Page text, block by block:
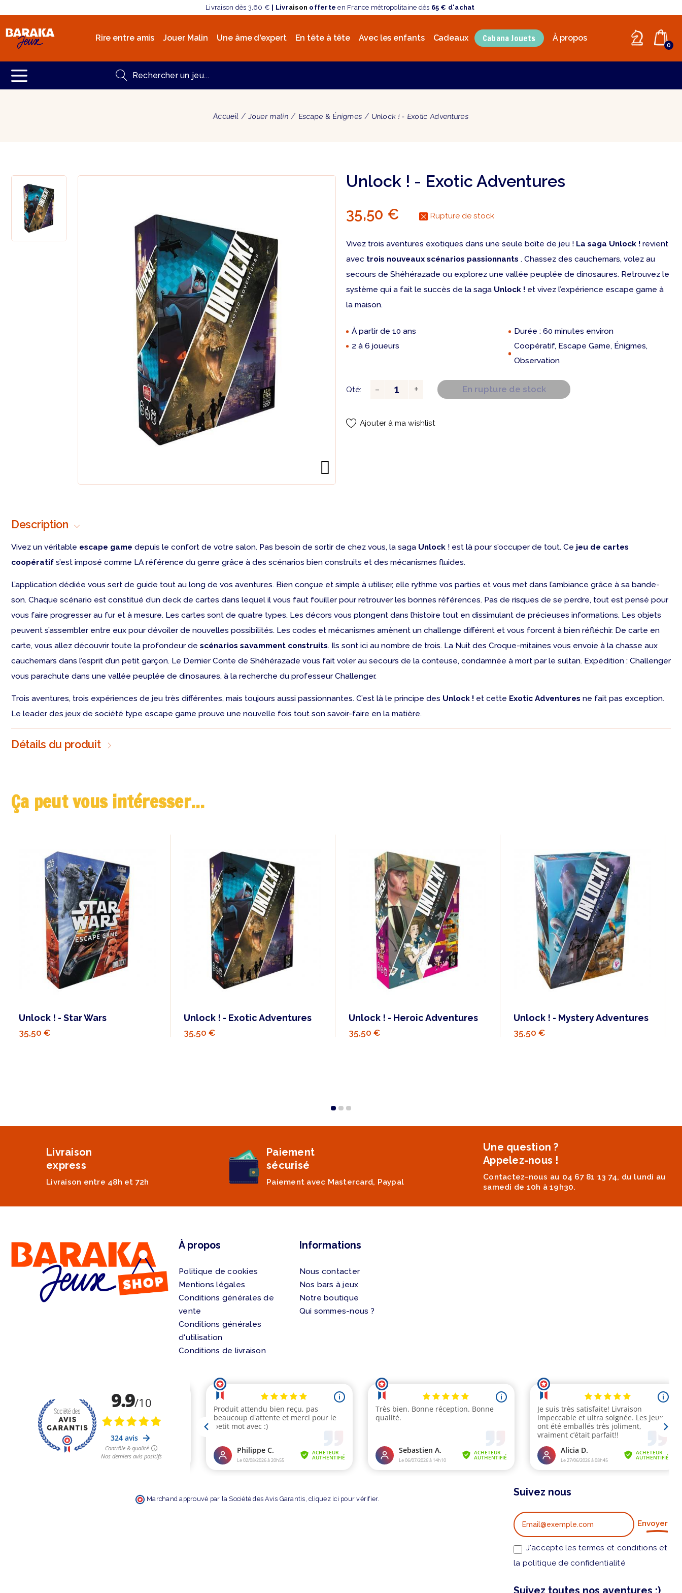
Livraison dès 3,60 € | Livraison offerte en France métropolitaine dès 65 € d'achat
Rire entre amis Jouer Malin Une âme d'expert En tête à tête Avec les enfants Cadeaux Cabana Jouets À propos
0
Accueil Jouer malin Escape & Énigmes Unlock ! - Exotic Adventures
Unlock ! - Exotic Adventures
35,50 € Rupture de stock
Vivez trois aventures exotiques dans une seule boîte de jeu ! La saga Unlock ! revient
avec trois nouveaux scénarios passionnants . Chassez des cauchemars, volez au
secours de Shéhérazade ou explorez une vallée peuplée de dinosaures. Retrouvez le
système qui a fait le succès de la saga Unlock ! et vivez l’expérience escape game à
la maison.
À partir de 10 ans
Durée : 60 minutes environ
2 à 6 joueurs
Coopératif, Escape Game, Énigmes,
Observation
Qté: En rupture de stock
Ajouter à ma wishlist
Description
Vivez un véritable escape game depuis le confort de votre salon. Pas besoin de sortir de chez vous, la saga Unlock ! est là pour s’occuper de tout. Ce jeu de cartes
coopératif s’est imposé comme LA référence du genre grâce à des scénarios bien construits et des mécanismes fluides.
L’application dédiée vous sert de guide tout au long de vos aventures. Bien conçue et simple à utiliser, elle rythme vos parties et vous met dans l’ambiance grâce à sa bande-
son. Chaque scénario est constitué d’un deck de cartes dans lequel il vous faut fouiller pour retrouver les bonnes références. Pas de risques de se perdre, tout est pensé pour
vous faire progresser au fur et à mesure. Les cartes sont de quatre types. Les décors vous plongent dans l’histoire tout en dissimulant de précieuses informations. Les objets
peuvent s’assembler entre eux pour dévoiler de nouvelles possibilités. Les codes et mécanismes amènent un challenge différent et vous forcent à bien réfléchir. De carte en
carte, vous allez découvrir toute la profondeur de scénarios savamment construits. Ils sont ici au nombre de trois. La Nuit des Croque-mitaines vous envoie à la chasse aux
cauchemars dans l’esprit d’un petit garçon. Le Dernier Conte de Shéhérazade vous fait voler au secours de la conteuse, condamnée à mort par le sultan. Expédition : Challenger
vous parachute dans une vallée peuplée de dinosaures, à la recherche du professeur Challenger.
Trois aventures, trois expériences de jeu très différentes, mais toujours aussi passionnantes. C’est là le principe des Unlock ! et cette Exotic Adventures ne fait pas exception.
Le leader des jeux de société type escape game prouve une nouvelle fois tout son savoir-faire en la matière.
Détails du produit
Ça peut vous intéresser...
Unlock ! - Star Wars
35,50 €
Unlock ! - Exotic Adventures
35,50 €
Unlock ! - Heroic Adventures
35,50 €
Unlock ! - Mystery Adventures
35,50 €
Livraison
express
Livraison entre 48h et 72h
Paiement
sécurisé
Paiement avec Mastercard, Paypal
Une question ?
Appelez-nous !
Contactez-nous au 04 67 81 13 74, du lundi au
samedi de 10h à 19h30.
À propos
Politique de cookies
Mentions légales
Conditions générales de
vente
Conditions générales
d'utilisation
Conditions de livraison
Informations
Nous contacter
Nos bars à jeux
Notre boutique
Qui sommes-nous ?
Marchand approuvé par la Société des Avis Garantis, cliquez ici pour vérifier.
Suivez nous
Envoyer
J'accepte les termes et conditions et
la politique de confidentialité